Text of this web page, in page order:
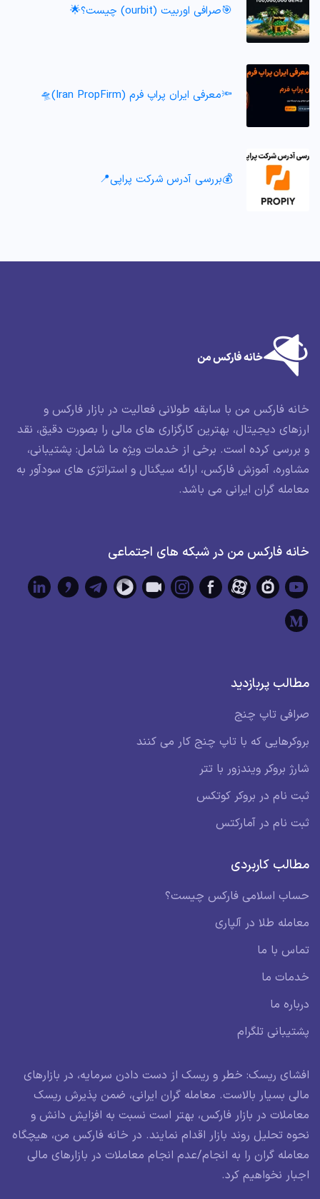
🎯صرافی اوربیت (ourbit) چیست؟🌟
🔦معرفی ایران پراپ فرم (Iran PropFirm)🛸
💰بررسی آدرس شرکت پراپی📍
خانه فارکس من با سابقه طولانی فعالیت در بازار فارکس و
ارزهای دیجیتال، بهترین کارگزاری های مالی را بصورت دقیق، نقد
و بررسی کرده است. برخی از خدمات ویژه ما شامل: پشتیبانی،
مشاوره، آموزش فارکس، ارائه سیگنال و استراتژی های سودآور به
معامله گران ایرانی می باشد.
خانه فارکس من در شبکه های اجتماعی
مطالب پربازدید
صرافی تاپ چنج
بروکرهایی که با تاپ چنج کار می کنند
شارژ بروکر ویندزور با تتر
ثبت نام در بروکر کوتکس
ثبت نام در آمارکتس
مطالب کاربردی
حساب اسلامی فارکس چیست؟
معامله طلا در آلپاری
تماس با ما
خدمات ما
درباره ما
پشتیبانی تلگرام
افشای ریسک: خطر و ریسک از دست دادن سرمایه، در بازارهای
مالی بسیار بالاست. معامله گران ایرانی، ضمن پذیرش ریسک
معاملات در بازار فارکس، بهتر است نسبت به افزایش دانش و
نحوه تحلیل روند بازار اقدام نمایند. در خانه فارکس من، هیچگاه
معامله گران را به انجام/عدم انجام معاملات در بازارهای مالی
اجبار نخواهیم کرد.